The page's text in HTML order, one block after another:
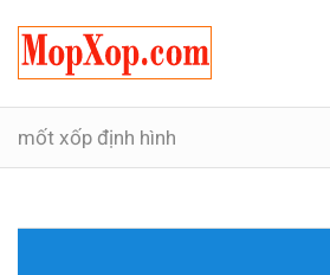
mốt xốp định hình